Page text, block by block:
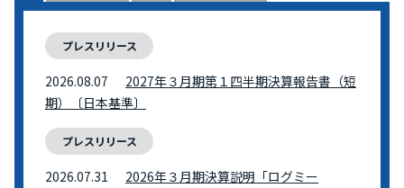
プレスリリース
2026.08.07
2027年３月期第１四半期決算報告書（短
期）〔日本基準〕
プレスリリース
2026.07.31
2026年３月期決算説明「ログミー